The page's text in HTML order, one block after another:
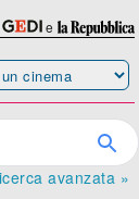
e
avanzata »